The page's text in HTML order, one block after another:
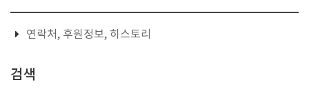
연락처, 후원정보, 히스토리
검색